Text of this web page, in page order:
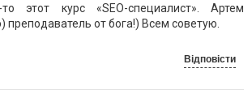
этот курс «SEO-специалист». Артем
преподаватель от бога!) Всем советую.
Відповісти